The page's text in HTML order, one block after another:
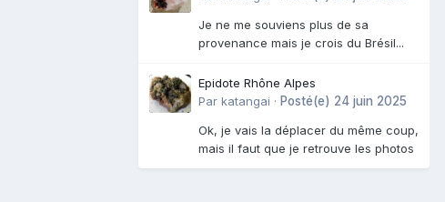
Je ne me souviens plus de sa
provenance mais je crois du Brésil...
Epidote Rhône Alpes
Par katangai · Posté(e) 24 juin 2025
Ok, je vais la déplacer du même coup,
mais il faut que je retrouve les photos